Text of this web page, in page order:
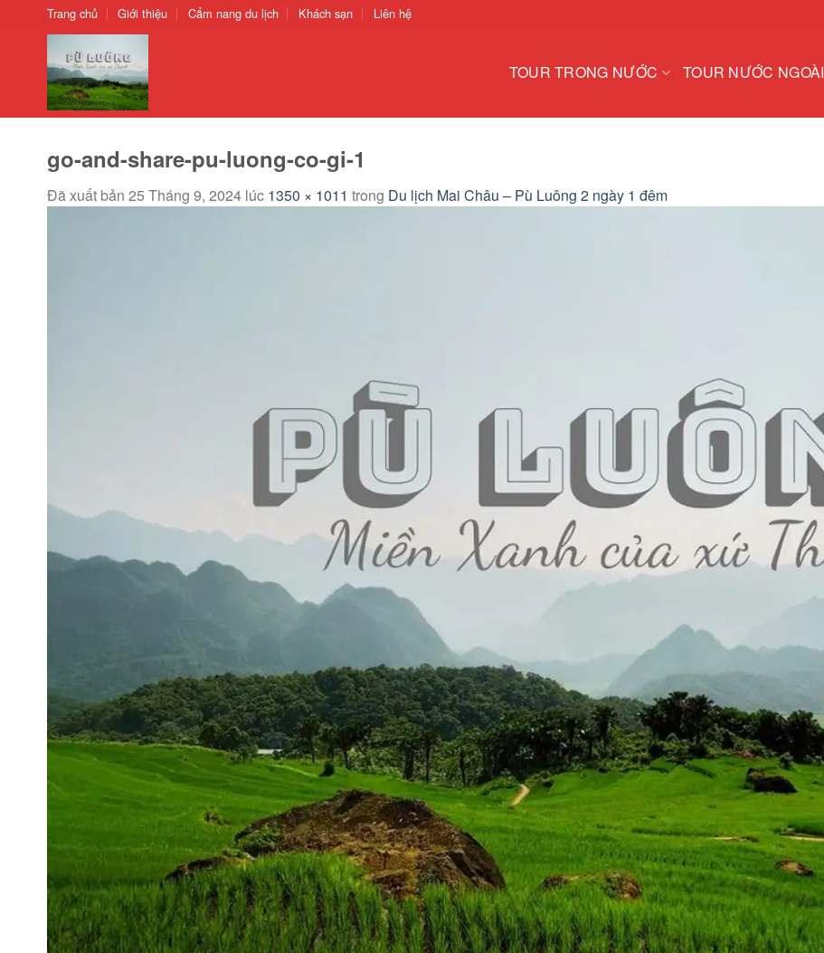
ChuyểnTrang chủ Giới thiệu Cẩm nang du lịch Khách sạn Liên hệ
TOUR TRONG NƯỚC TOUR NƯỚC NGOÀI
go-and-share-pu-luong-co-gi-1
Đã xuất bản 25 Tháng 9, 2024 lúc 1350 × 1011 trong Du lịch Mai Châu – Pù Luông 2 ngày 1 đêm